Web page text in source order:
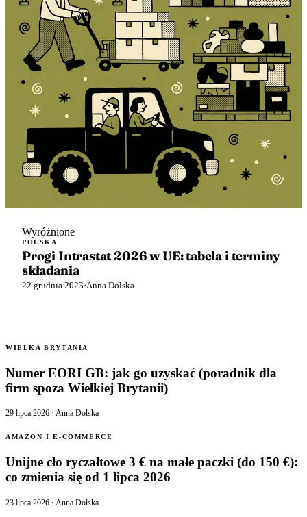
Wyróżnione
POLSKA
Progi Intrastat 2026 w UE: tabela i terminy
składania
22 grudnia 2023·Anna Dolska
WIELKA BRYTANIA
Numer EORI GB: jak go uzyskać (poradnik dla
firm spoza Wielkiej Brytanii)
29 lipca 2026 · Anna Dolska
AMAZON I E-COMMERCE
Unijne cło ryczałtowe 3 € na małe paczki (do 150 €):
co zmienia się od 1 lipca 2026
23 lipca 2026 · Anna Dolska